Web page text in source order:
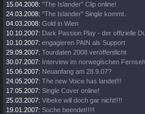
15.04.2008: "The Islander" Clip online!
24.03.2008: "The Islander" Single kommt.
04.03.2008: Gold in Wien
10.10.2007: Dark Passion Play - der offizielle
10.10.2007: engagieren PAIN als Support
29.09.2007: Tourdaten 2008 veröffentlicht
30.07.2007: Interview im norwegischen
15.06.2007: Neuanfang am 28.9.07?
24.05.2007: The new Voice has landet!!!
17.05.2007: Single Cover online!
25.03.2007: Vibeke will doch gar nicht!!!!
19.01.2007: Suche beendet!!!!!